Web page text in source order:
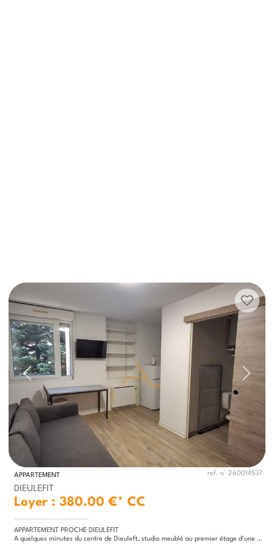
APPARTEMENT ref. n° 260014537
DIEULEFIT
Loyer : 380.00 €* CC
APPARTEMENT PROCHE DIEULEFIT
A quelques minutes du centre de Dieuleft, studio meublé au premier étage d'une résidence avec ascenseur. Il comprend une...